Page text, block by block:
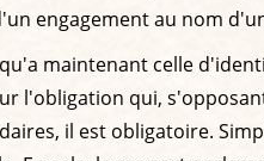
engagement au nom
maintenant celle
l'obligation qui,
il est obligatoire.